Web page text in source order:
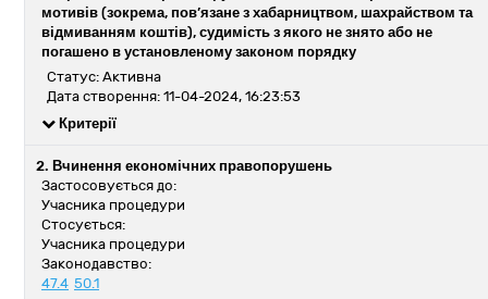
мотивів (зокрема, пов’язане з хабарництвом, шахрайством та
відмиванням коштів), судимість з якого не знято або не
погашено в установленому законом порядку
Статус: Активна
Дата створення: 11-04-2024, 16:23:53
Критерії
2. Вчинення економічних правопорушень
Застосовується до:
Учасника процедури
Стосується:
Учасника процедури
Законодавство:
47.4 50.1